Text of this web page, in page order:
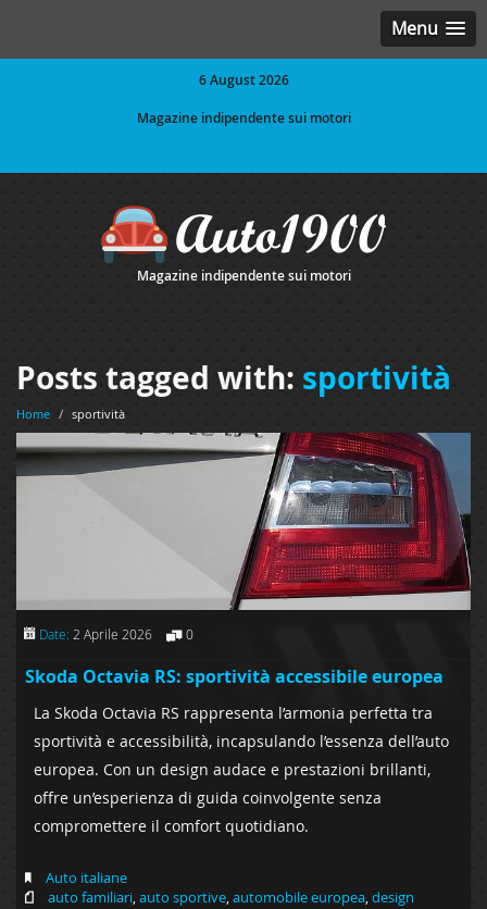
Menu
6 August 2026
Magazine indipendente sui motori
Magazine indipendente sui motori
Posts tagged with: sportività
Home / sportività
Date: 2 Aprile 2026 0
Skoda Octavia RS: sportività accessibile europea
La Skoda Octavia RS rappresenta l’armonia perfetta tra
sportività e accessibilità, incapsulando l’essenza dell’auto
europea. Con un design audace e prestazioni brillanti,
offre un’esperienza di guida coinvolgente senza
compromettere il comfort quotidiano.
Auto italiane
auto familiari,auto sportive,automobile europea,design